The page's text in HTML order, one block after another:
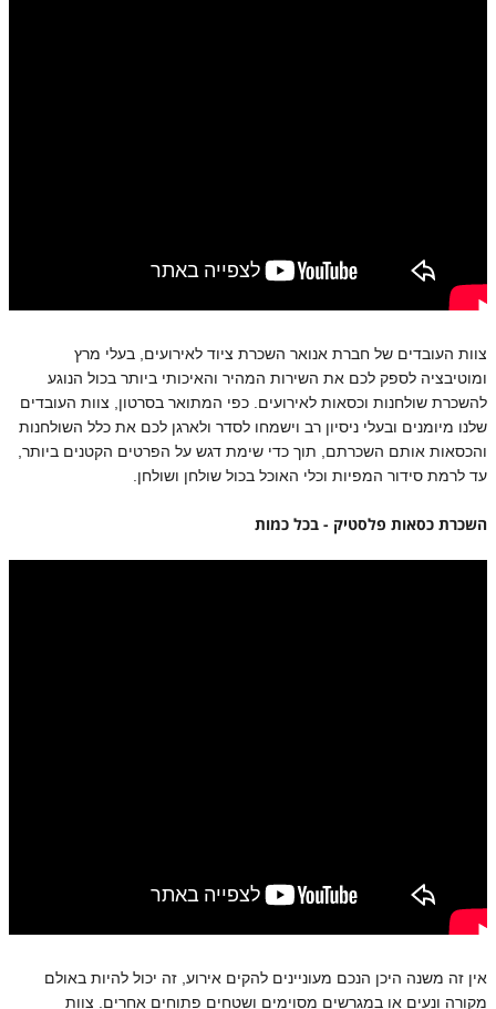
צוות העובדים של חברת אנואר השכרת ציוד לאירועים, בעלי מרץ
ומוטיבציה לספק לכם את השירות המהיר והאיכותי ביותר בכול הנוגע
להשכרת שולחנות וכסאות לאירועים. כפי המתואר בסרטון, צוות העובדים
שלנו מיומנים ובעלי ניסיון רב וישמחו לסדר ולארגן לכם את כלל השולחנות
והכסאות אותם השכרתם, תוך כדי שימת דגש על הפרטים הקטנים ביותר,
עד לרמת סידור המפיות וכלי האוכל בכול שולחן ושולחן.
השכרת כסאות פלסטיק - בכל כמות
אין זה משנה היכן הנכם מעוניינים להקים אירוע, זה יכול להיות באולם
מקורה ונעים או במגרשים מסוימים ושטחים פתוחים אחרים. צוות